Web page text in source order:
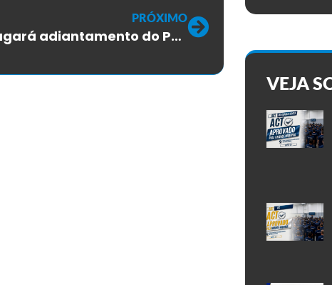
PRÓXIMO
TIM pagará adiantamento do PPR 2025 neste mês de julho
VEJA